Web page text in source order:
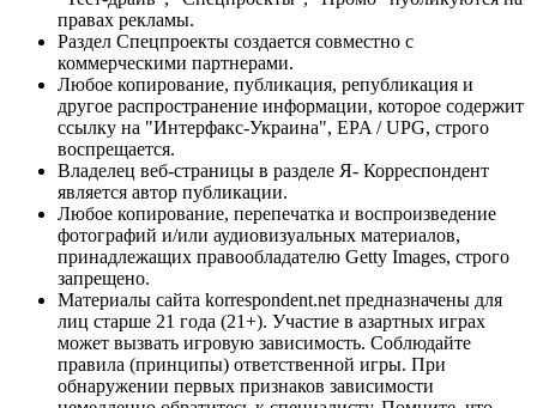
правах рекламы.
Раздел Спецпроекты создается совместно с
коммерческими партнерами.
Любое копирование, публикация, републикация и
другое распространение информации, которое содержит
ссылку на "Интерфакс-Украина", EPA / UPG, строго
воспрещается.
Владелец веб-страницы в разделе Я- Корреспондент
является автор публикации.
Любое копирование, перепечатка и воспроизведение
фотографий и/или аудиовизуальных материалов,
принадлежащих правообладателю Getty Images, строго
запрещено.
Материалы сайта korrespondent.net предназначены для
лиц старше 21 года (21+). Участие в азартных играх
может вызвать игровую зависимость. Соблюдайте
правила (принципы) ответственной игры. При
обнаружении первых признаков зависимости